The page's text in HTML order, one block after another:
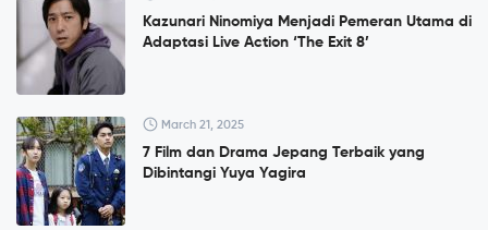
Kazunari Ninomiya Menjadi Pemeran Utama di
Adaptasi Live Action ‘The Exit 8’
March 21, 2025
7 Film dan Drama Jepang Terbaik yang
Dibintangi Yuya Yagira